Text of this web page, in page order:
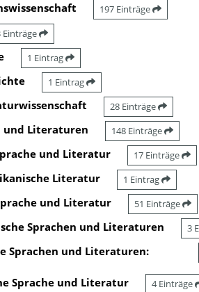
197 Einträge
Einträge
1 Eintrag
1 Eintrag
28 Einträge
und Literaturen 148 Einträge
und Literatur 17 Einträge
Literatur 1 Eintrag
und Literatur 51 Einträge
Sprachen und Literaturen 3
Sprachen und Literaturen:
Sprache und Literatur 4 Einträge